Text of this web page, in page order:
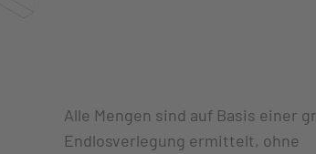
Alle Mengen sind auf Basis einer
Endlosverlegung ermittelt, ohne